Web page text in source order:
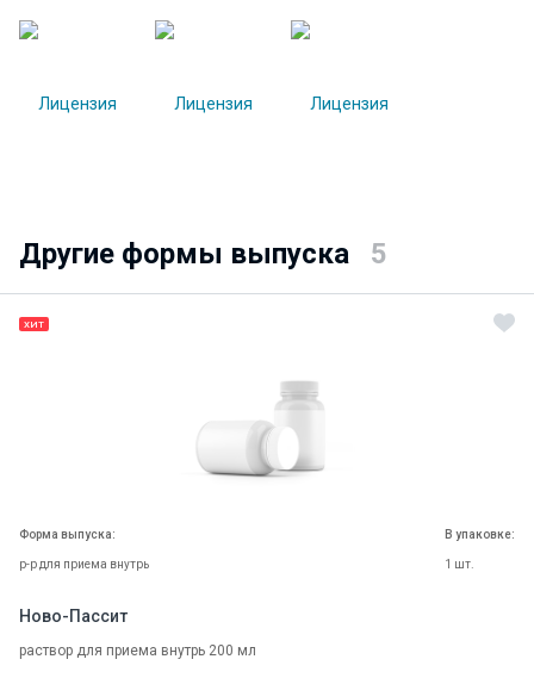
Другие формы выпуска 5
ХИТ
Форма выпуска:
р-р для приема внутрь
В упаковке:
1 шт.
Ново-Пассит
раствор для приема внутрь 200 мл